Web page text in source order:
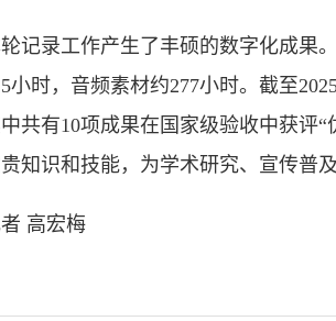
录工作产生了丰硕的数字化成果。
小时，音频素材约277小时。截至
共有10项成果在国家级验收中获评
知识和技能，为学术研究、宣传普
高宏梅